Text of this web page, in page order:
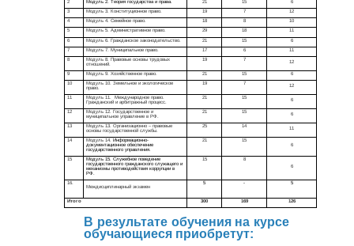
В результате обучения на курсе
обучающиеся приобретут: